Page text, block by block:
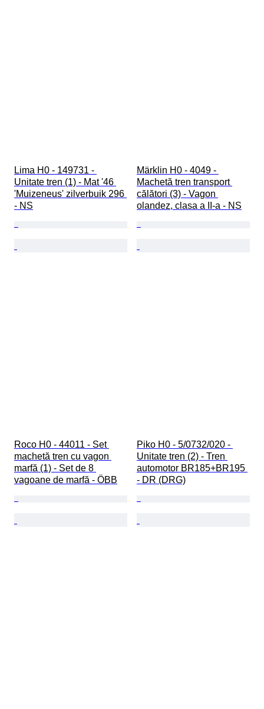
Lima H0 - 149731 -
Unitate tren (1) - Mat '46
'Muizeneus' zilverbuik 296
- NS
Märklin H0 - 4049 -
Machetă tren transport
călători (3) - Vagon
olandez, clasa a II-a - NS
Roco H0 - 44011 - Set
machetă tren cu vagon
marfă (1) - Set de 8
vagoane de marfă - ÖBB
Piko H0 - 5/0732/020 -
Unitate tren (2) - Tren
automotor BR185+BR195
- DR (DRG)